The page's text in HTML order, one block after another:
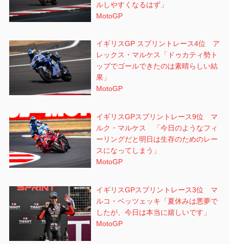
ルしやすくなるはず」
MotoGP
イギリスGP スプリントレース4位 ア
レックス・マルケス「ドゥカティ勢ト
ップでゴールできたのは素晴らしい結
果」
MotoGP
イギリスGPスプリントレース9位 マ
ルク・マルケス 「今日のようなフィ
ーリングだと明日は生存のためのレー
スになってしまう」
MotoGP
イギリスGPスプリントレース3位 マ
ルコ・ベッツェッキ「夏休みは悪夢で
したが、今日は本当に嬉しいです」
MotoGP